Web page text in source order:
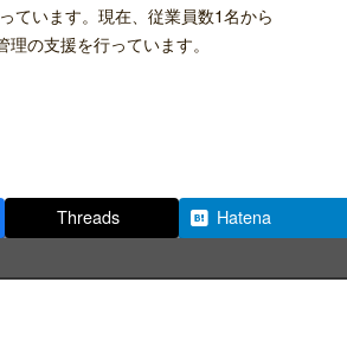
ています。現在、従業員数1名から
の支援を行っています。
Threads Hatena